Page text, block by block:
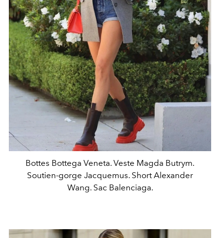
Bottes Bottega Veneta. Veste Magda Butrym.
Soutien-gorge Jacquemus. Short Alexander
Wang. Sac Balenciaga.